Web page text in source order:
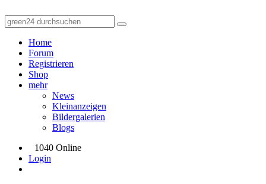
Home
Forum
Registrieren
Shop
mehr
News
Kleinanzeigen
Bildergalerien
Blogs
1040 Online
Login